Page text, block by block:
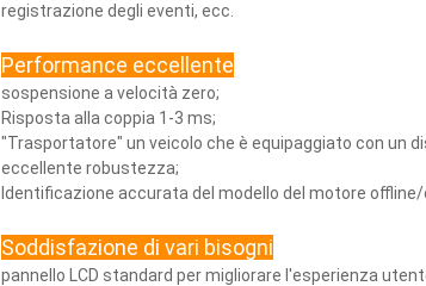
registrazione degli eventi, ecc.
Performance eccellente
sospensione a velocità zero;
Risposta alla coppia 1-3 ms;
"Trasportatore" un veicolo che è equipaggiato con un
eccellente robustezza;
Identificazione accurata del modello del motore offline/
Soddisfazione di vari bisogni
pannello LCD standard per migliorare l'esperienza